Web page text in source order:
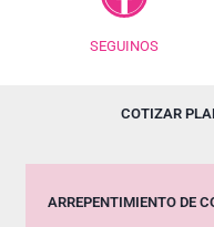
SEGUINOS
COTIZAR
ARREPENTIMIENTO DE